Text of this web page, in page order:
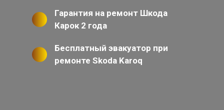
Гарантия на ремонт Шкода
Карок 2 года
Бесплатный эвакуатор при
ремонте Skoda Karoq